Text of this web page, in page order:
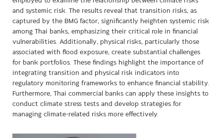
and systemic risk. The results reveal that transition risks, as
captured by the BMG factor, significantly heighten systemic risk
among Thai banks, emphasizing their critical role in financial
vulnerabilities. Additionally, physical risks, particularly those
associated with flood exposure, create substantial challenges
for bank portfolios. These findings highlight the importance of
integrating transition and physical risk indicators into
regulatory monitoring frameworks to enhance financial stability.
Furthermore, Thai commercial banks can apply these insights to
conduct climate stress tests and develop strategies for
managing climate-related risks more effectively.